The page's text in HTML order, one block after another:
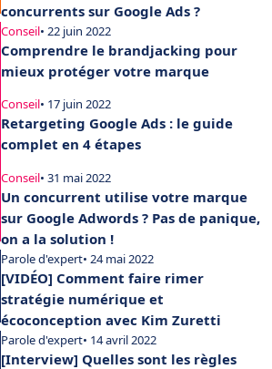
concurrents sur Google Ads ?
Conseil• 22 juin 2022
Comprendre le brandjacking pour
mieux protéger votre marque
Conseil• 17 juin 2022
Retargeting Google Ads : le guide
complet en 4 étapes
Conseil• 31 mai 2022
Un concurrent utilise votre marque
sur Google Adwords ? Pas de panique,
on a la solution !
Parole d'expert• 24 mai 2022
[VIDÉO] Comment faire rimer
stratégie numérique et
écoconception avec Kim Zuretti
Parole d'expert• 14 avril 2022
[Interview] Quelles sont les règles